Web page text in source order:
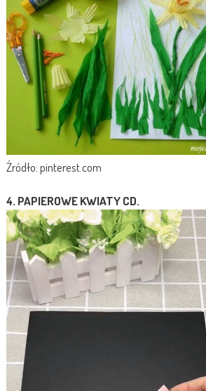
Źródło: pinterest.com
4. PAPIEROWE KWIATY CD.